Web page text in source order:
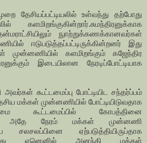
தேசியப்பட்டியலில் உள்வந்து தற்போது
களமிறங்குகின்றார்.சுமந்திரனுக்காக
நுாற்றுக்கணக்கானவர்கள்
ஈடுபடுத்தப்பட்டிருக்கின்றனர் இது
முன்னணியில் களமிறங்கும் கஜேந்திர
இடையிலான நேரடிப்போட்டியாக
கூட்டமைப்பு போட்டியிட சந்தர்ப்பம்
மக்கள் முன்னணியில் போட்டியிடுவதாக
கூட்டமைப்பில் கோபத்தினை
அதே நேரம் மக்கள் முன்னணி
சலசலப்பினை ஏற்படுத்தியிருப்தாக
ஏனெனில் அனந்தி மக்கள்